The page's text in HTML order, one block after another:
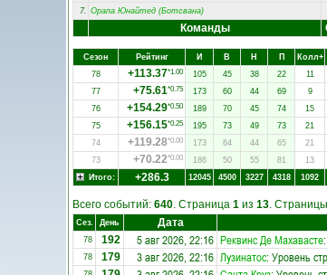
7. Орапа Юнайтед (Ботсвана)
Команды
Сезон Рейтинг И В Н П Колл+
78
+113.37*1.00 105 45 38 22 11
77
+75.61*0.75 173 60 44 69 9
76
+154.29*0.50 189 70 45 74 15
75
+156.15*0.25 195 73 49 73 21
74
+119.28*0.00 173 64 44 65 21
73
+70.22*0.00 186 50 55 81 13
Итого:
+286.3 12045 4500 3227 4318 1092
Всего событий: 640. Страница 1 из 13.
Сез. День Дата
78 192 5 авг 2026, 22:16 Реквинс Де Махавасте
78 179 3 авг 2026, 22:16 Лузинатос: Уровень